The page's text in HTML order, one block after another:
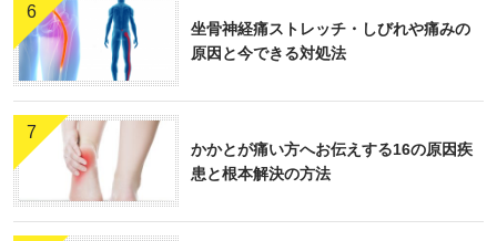
6
坐骨神経痛ストレッチ・しびれや痛みの
原因と今できる対処法
7
かかとが痛い方へお伝えする16の原因疾
患と根本解決の方法